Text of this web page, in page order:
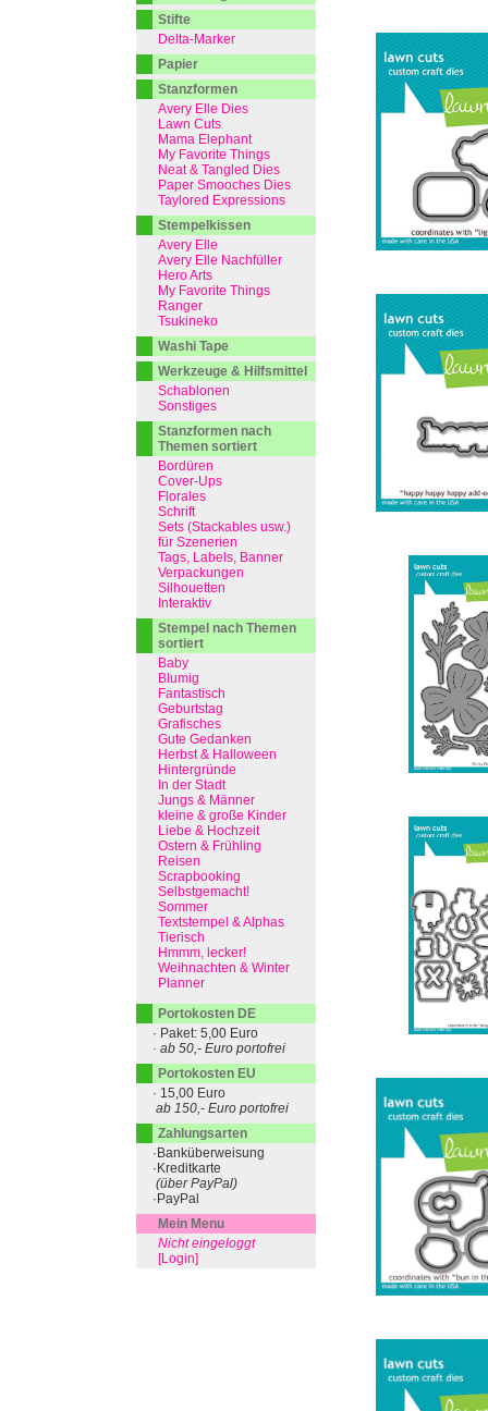
Stifte
Delta-Marker
Papier
Stanzformen
Avery Elle Dies
Lawn Cuts
Mama Elephant
My Favorite Things
Neat & Tangled Dies
Paper Smooches Dies
Taylored Expressions
Stempelkissen
Avery Elle
Avery Elle Nachfüller
Hero Arts
My Favorite Things
Ranger
Tsukineko
Washi Tape
Werkzeuge & Hilfsmittel
Schablonen
Sonstiges
Stanzformen nach
Themen sortiert
Bordüren
Cover-Ups
Florales
Schrift
Sets (Stackables usw.)
für Szenerien
Tags, Labels, Banner
Verpackungen
Silhouetten
Interaktiv
Stempel nach Themen
sortiert
Baby
Blumig
Fantastisch
Geburtstag
Grafisches
Gute Gedanken
Herbst & Halloween
Hintergründe
In der Stadt
Jungs & Männer
kleine & große Kinder
Liebe & Hochzeit
Ostern & Frühling
Reisen
Scrapbooking
Selbstgemacht!
Sommer
Textstempel & Alphas
Tierisch
Hmmm, lecker!
Weihnachten & Winter
Planner
Portokosten DE
· Paket: 5,00 Euro
· ab 50,- Euro portofrei
Portokosten EU
· 15,00 Euro
ab 150,- Euro portofrei
Zahlungsarten
·Banküberweisung
·Kreditkarte
(über PayPal)
·PayPal
Mein Menu
Nicht eingeloggt
[Login]